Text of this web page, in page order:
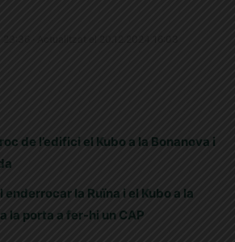
de l’edifici el Kubo a la Bonanova i
enderrocar la Ruïna i el Kubo a la
la porta a fer-hi un CAP